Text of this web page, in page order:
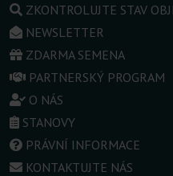
ZKONTROLUJTE STAV
NEWSLETTER
ZDARMA SEMENA
PARTNERSKÝ PROGRAM
O NÁS
STANOVY
PRÁVNÍ INFORMACE
KONTAKTUJTE NÁS